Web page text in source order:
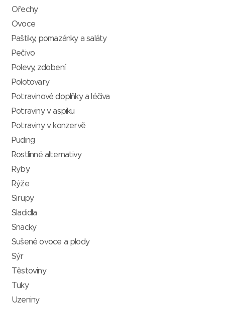
Ořechy
Ovoce
Paštiky, pomazánky a saláty
Pečivo
Polevy, zdobení
Polotovary
Potravinové doplňky a léčiva
Potraviny v aspiku
Potraviny v konzervě
Puding
Rostlinné alternativy
Ryby
Rýže
Sirupy
Sladidla
Snacky
Sušené ovoce a plody
Sýr
Těstoviny
Tuky
Uzeniny